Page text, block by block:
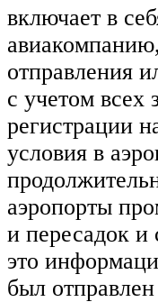
включает в
отправления
с учетом всех
регистрации
условия в
аэропорты
и пересадок и
это
был